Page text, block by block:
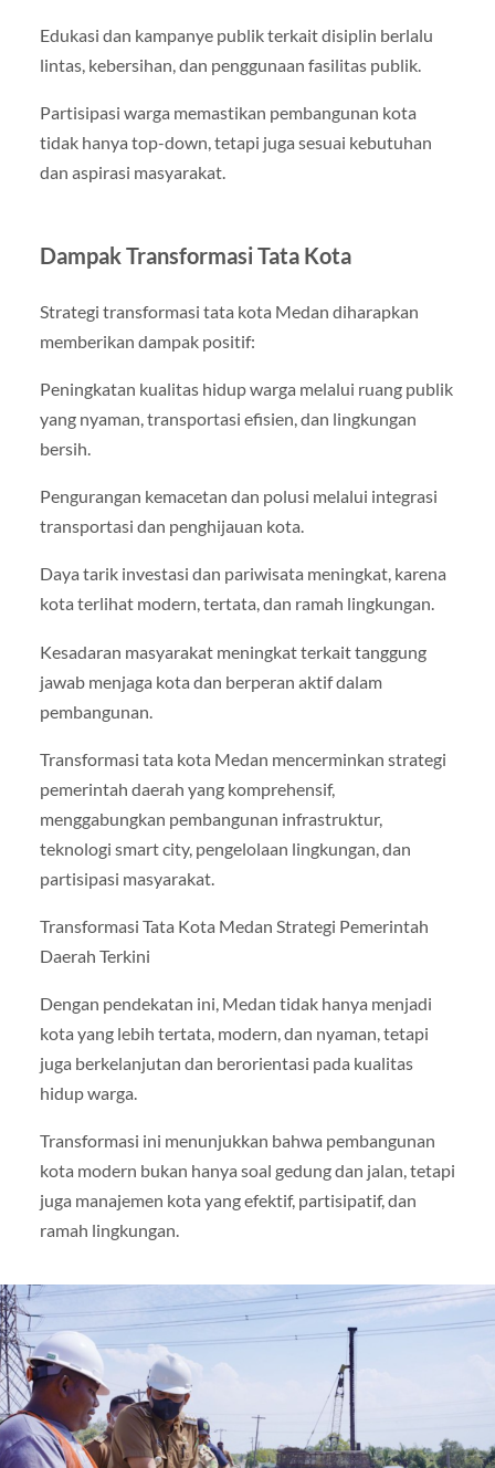
Edukasi dan kampanye publik terkait disiplin berlalu
lintas, kebersihan, dan penggunaan fasilitas publik.
Partisipasi warga memastikan pembangunan kota
tidak hanya top-down, tetapi juga sesuai kebutuhan
dan aspirasi masyarakat.
Dampak Transformasi Tata Kota
Strategi transformasi tata kota Medan diharapkan
memberikan dampak positif:
Peningkatan kualitas hidup warga melalui ruang publik
yang nyaman, transportasi efisien, dan lingkungan
bersih.
Pengurangan kemacetan dan polusi melalui integrasi
transportasi dan penghijauan kota.
Daya tarik investasi dan pariwisata meningkat, karena
kota terlihat modern, tertata, dan ramah lingkungan.
Kesadaran masyarakat meningkat terkait tanggung
jawab menjaga kota dan berperan aktif dalam
pembangunan.
Transformasi tata kota Medan mencerminkan strategi
pemerintah daerah yang komprehensif,
menggabungkan pembangunan infrastruktur,
teknologi smart city, pengelolaan lingkungan, dan
partisipasi masyarakat.
Transformasi Tata Kota Medan Strategi Pemerintah
Daerah Terkini
Dengan pendekatan ini, Medan tidak hanya menjadi
kota yang lebih tertata, modern, dan nyaman, tetapi
juga berkelanjutan dan berorientasi pada kualitas
hidup warga.
Transformasi ini menunjukkan bahwa pembangunan
kota modern bukan hanya soal gedung dan jalan, tetapi
juga manajemen kota yang efektif, partisipatif, dan
ramah lingkungan.